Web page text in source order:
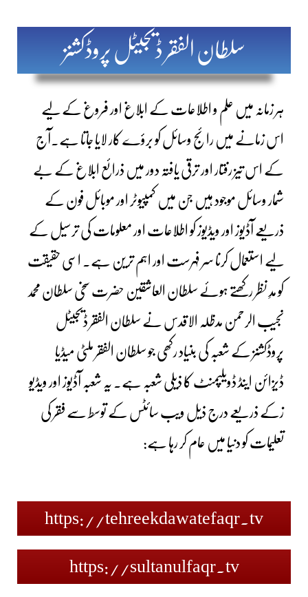
سلطان الفقر ڈیجیٹل پروڈکشنز
ہر زمانہ میں علم و اطلاعات کے ابلاغ اور فروغ کے لیے
اس زمانے میں رائج وسائل کو برؤے کار لایا جاتا ہے۔آج
کے اس تیز رفتار اور ترقی یافتہ دور میں ذرائع ابلاغ کے بے
شمار وسائل موجود ہیں جن میں کمپیوٹر اور موبائل فون کے
ذریعے آڈیوز اور ویڈیوز کو اطلاعات اور معلومات کی ترسیل کے
لیے استعمال کرنا سر فہرست اور اہم ترین ہے۔ اسی حقیقت
کو مدِ نظر رکھتے ہوئے سلطان العاشقین حضرت سخی سلطان محمد
نجیب الرحمن مدظلہ الاقدس نے سلطان الفقر ڈیجیٹل
پروڈکشنز کے شعبہ کی بنیاد رکھی جو سلطان الفقر ملٹی میڈیا
ڈیزائن اینڈ ڈویلپمنٹ کا ذیلی شعبہ ہے۔ یہ شعبہ آڈیوز اور ویڈیو
زکے ذریعے درج ذیل ویب سائٹس کے توسط سے فقر کی
تعلیمات کو دنیا میں عام کر رہا ہے:
https://tehreekdawatefaqr.tv
https://sultanulfaqr.tv